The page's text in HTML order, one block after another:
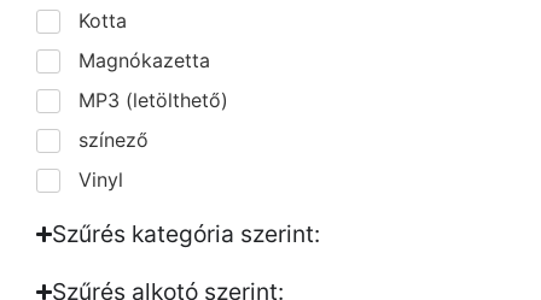
Kotta
Magnókazetta
MP3 (letölthető)
színező
Vinyl
Szűrés kategória szerint:
Szűrés alkotó szerint:​